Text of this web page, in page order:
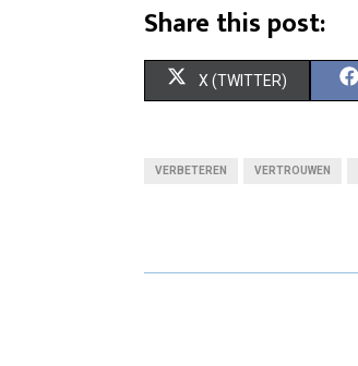
Share this post:
S
O
X (TWITTER)
VERBETEREN VERTROUWEN